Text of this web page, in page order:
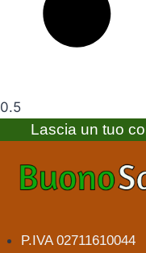
Lascia un tuo
P.IVA 02711610044